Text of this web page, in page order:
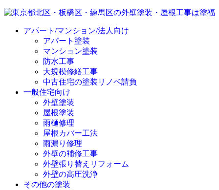
アパート/マンション/法人向け
アパート塗装
マンション塗装
防水工事
大規模修繕工事
中古住宅の塗装リノベ請負
一般住宅向け
外壁塗装
屋根塗装
雨樋修理
屋根カバー工法
雨漏り修理
外壁の補修工事
外壁張り替えリフォーム
外壁の高圧洗浄
その他の塗装